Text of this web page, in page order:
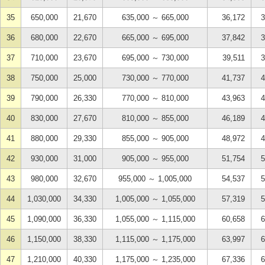
35 650,000 21,670 635,000 ～ 665,000 36,172
36 680,000 22,670 665,000 ～ 695,000 37,842
37 710,000 23,670 695,000 ～ 730,000 39,511
38 750,000 25,000 730,000 ～ 770,000 41,737
39 790,000 26,330 770,000 ～ 810,000 43,963
40 830,000 27,670 810,000 ～ 855,000 46,189
41 880,000 29,330 855,000 ～ 905,000 48,972
42 930,000 31,000 905,000 ～ 955,000 51,754
43 980,000 32,670 955,000 ～ 1,005,000 54,537
44 1,030,000 34,330 1,005,000 ～ 1,055,000 57,319
45 1,090,000 36,330 1,055,000 ～ 1,115,000 60,658
46 1,150,000 38,330 1,115,000 ～ 1,175,000 63,997
47 1,210,000 40,330 1,175,000 ～ 1,235,000 67,336